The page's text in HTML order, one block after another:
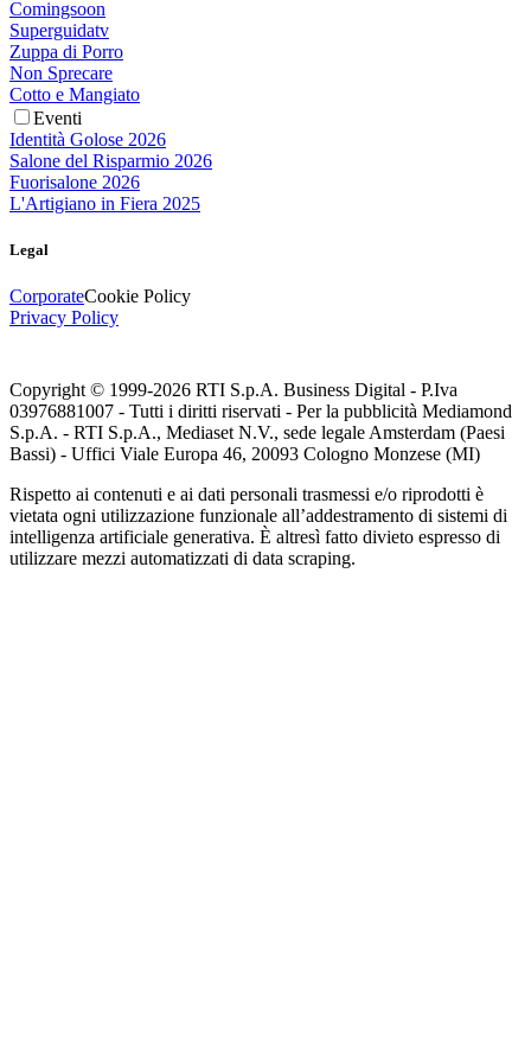
Comingsoon
Superguidatv
Zuppa di Porro
Non Sprecare
Cotto e Mangiato
Eventi
Identità Golose 2026
Salone del Risparmio 2026
Fuorisalone 2026
L'Artigiano in Fiera 2025
Legal
CorporateCookie Policy
Privacy Policy
Copyright © 1999-2026 RTI S.p.A. Business Digital - P.Iva
03976881007 - Tutti i diritti riservati - Per la pubblicità Mediamond
S.p.A. - RTI S.p.A., Mediaset N.V., sede legale Amsterdam (Paesi
Bassi) - Uffici Viale Europa 46, 20093 Cologno Monzese (MI)
Rispetto ai contenuti e ai dati personali trasmessi e/o riprodotti è
vietata ogni utilizzazione funzionale all’addestramento di sistemi di
intelligenza artificiale generativa. È altresì fatto divieto espresso di
utilizzare mezzi automatizzati di data scraping.